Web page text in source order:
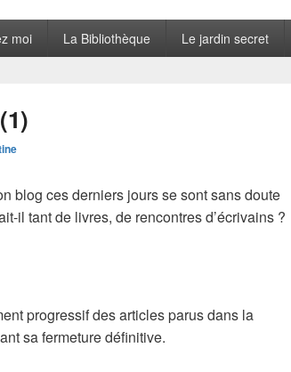
moi La Bibliothèque Le jardin secret
blog ces derniers jours se sont sans doute
il tant de livres, de rencontres d’écrivains ?
progressif des articles parus dans la
sa fermeture définitive.